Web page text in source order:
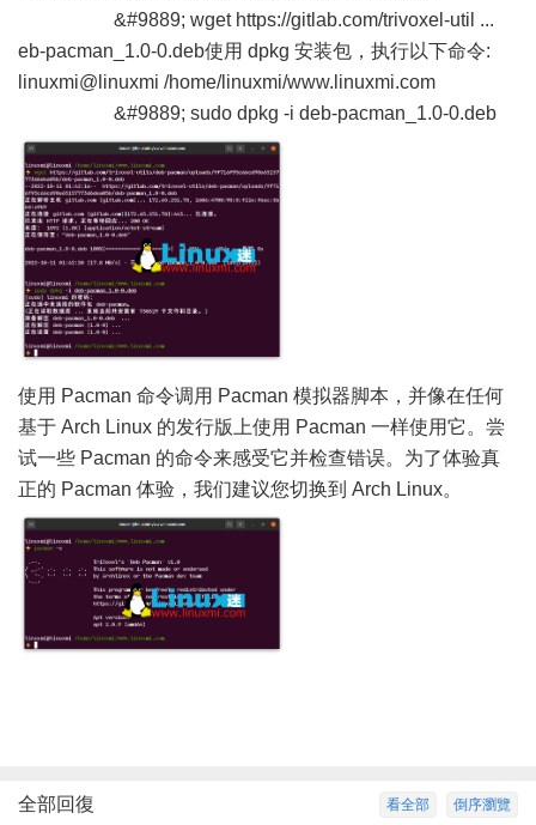
&#9889; wget https://gitlab.com/trivoxel-util ...
eb-pacman_1.0-0.deb使用 dpkg 安装包，执行以下命令:
linuxmi@linuxmi /home/linuxmi/www.linuxmi.com
&#9889; sudo dpkg -i deb-pacman_1.0-0.deb
使用 Pacman 命令调用 Pacman 模拟器脚本，并像在任何
基于 Arch Linux 的发行版上使用 Pacman 一样使用它。尝
试一些 Pacman 的命令来感受它并检查错误。为了体验真
正的 Pacman 体验，我们建议您切换到 Arch Linux。
倒序瀏覽
看全部
全部回復